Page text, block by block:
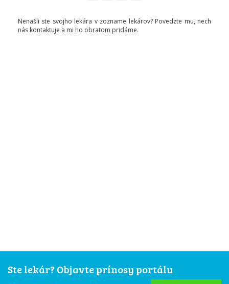
Nenašli ste svojho lekára v zozname lekárov? Povedzte mu, nech
nás kontaktuje a mi ho obratom pridáme.
Ste lekár? Objavte prínosy portálu